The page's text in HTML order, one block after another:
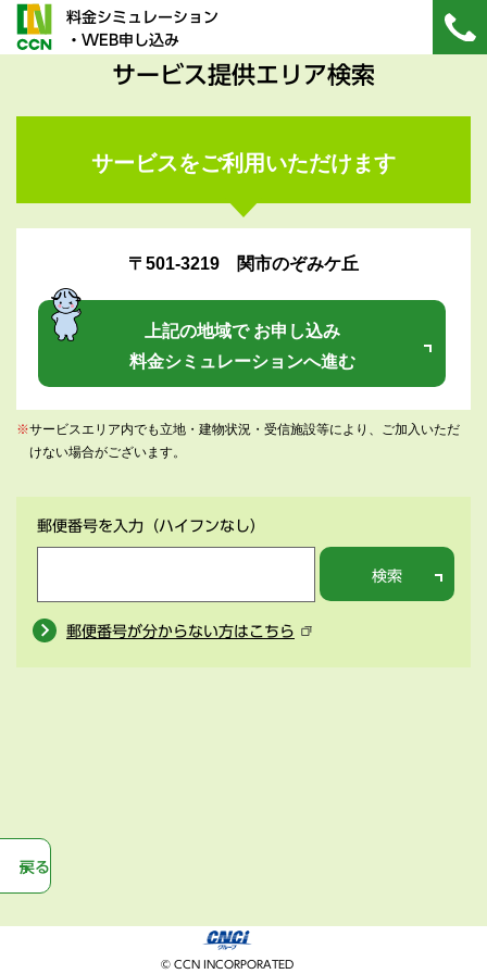
料金シミュレーション
・WEB申し込み
サービス提供エリア検索
サービスをご利用いただけます
〒501-3219 関市のぞみケ丘
上記の地域で お申し込み
料金シミュレーションへ進む
※サービスエリア内でも立地・建物状況・受信施設等により、ご加入いただ
けない場合がございます。
郵便番号を入力 （ハイフンなし）
検索
郵便番号が分からない方はこちら
戻る
© CCN INCORPORATED